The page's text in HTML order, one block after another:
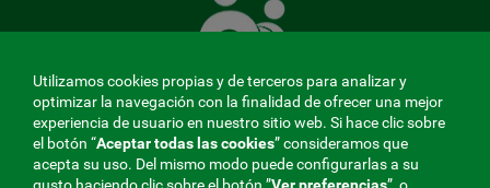
que
ti
MENÚ
Utilizamos cookies propias y de terceros para analizar y
optimizar la navegación con la finalidad de ofrecer una mejor
experiencia de usuario en nuestro sitio web. Si hace clic sobre
el botón “Aceptar todas las cookies” consideramos que
acepta su uso. Del mismo modo puede configurarlas a su